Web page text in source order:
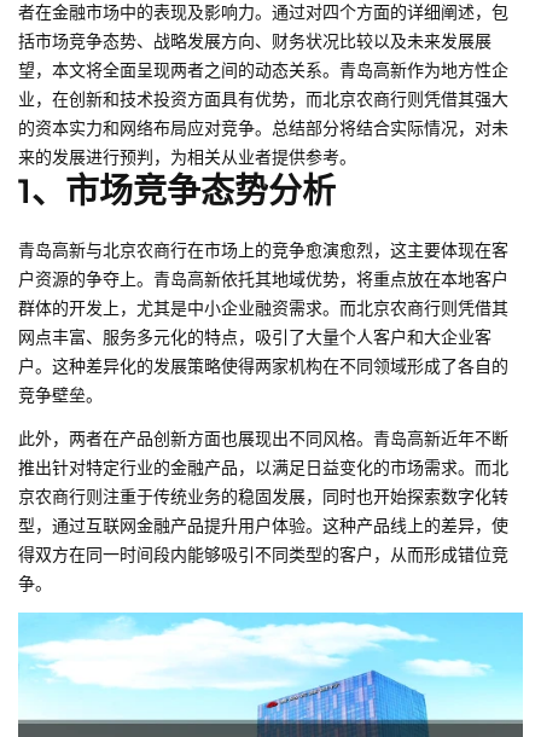
者在金融市场中的表现及影响力。通过对四个方面的详细阐述，包
括市场竞争态势、战略发展方向、财务状况比较以及未来发展展
望，本文将全面呈现两者之间的动态关系。青岛高新作为地方性企
业，在创新和技术投资方面具有优势，而北京农商行则凭借其强大
的资本实力和网络布局应对竞争。总结部分将结合实际情况，对未
来的发展进行预判，为相关从业者提供参考。
1、市场竞争态势分析
青岛高新与北京农商行在市场上的竞争愈演愈烈，这主要体现在客
户资源的争夺上。青岛高新依托其地域优势，将重点放在本地客户
群体的开发上，尤其是中小企业融资需求。而北京农商行则凭借其
网点丰富、服务多元化的特点，吸引了大量个人客户和大企业客
户。这种差异化的发展策略使得两家机构在不同领域形成了各自的
竞争壁垒。
此外，两者在产品创新方面也展现出不同风格。青岛高新近年不断
推出针对特定行业的金融产品，以满足日益变化的市场需求。而北
京农商行则注重于传统业务的稳固发展，同时也开始探索数字化转
型，通过互联网金融产品提升用户体验。这种产品线上的差异，使
得双方在同一时间段内能够吸引不同类型的客户，从而形成错位竞
争。